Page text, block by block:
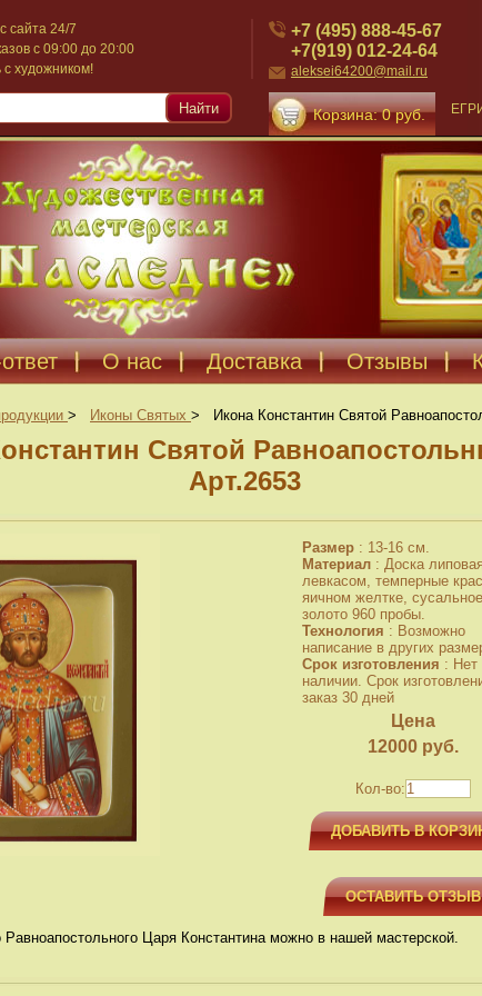
сайта 24/7
с 09:00 до 20:00
художником!
+7 (495) 888-45-67
+7(919) 012-24-64
aleksei64200@mail.ru
Корзина: 0 руб.
Найти
О нас Доставка Отзывы
> Иконы Святых > Икона Константин Святой
Святой
Арт.2653
Размер : 13-16 см.
Материал : Доска
левкасом, темперные
яичном желтке, сусальное
золото 960 пробы.
Технология : Возможно
написание в других
Срок изготовления : Нет
наличии. Срок
заказ 30 дней
Цена
12000 руб.
Кол-во:
ДОБАВИТЬ В
ОСТАВИТЬ ОТЗЫВ
Равноапостольного Царя Константина можно в нашей мастерской.